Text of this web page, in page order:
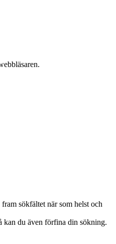
sökfältet när som helst och
du även förfina din sökning.